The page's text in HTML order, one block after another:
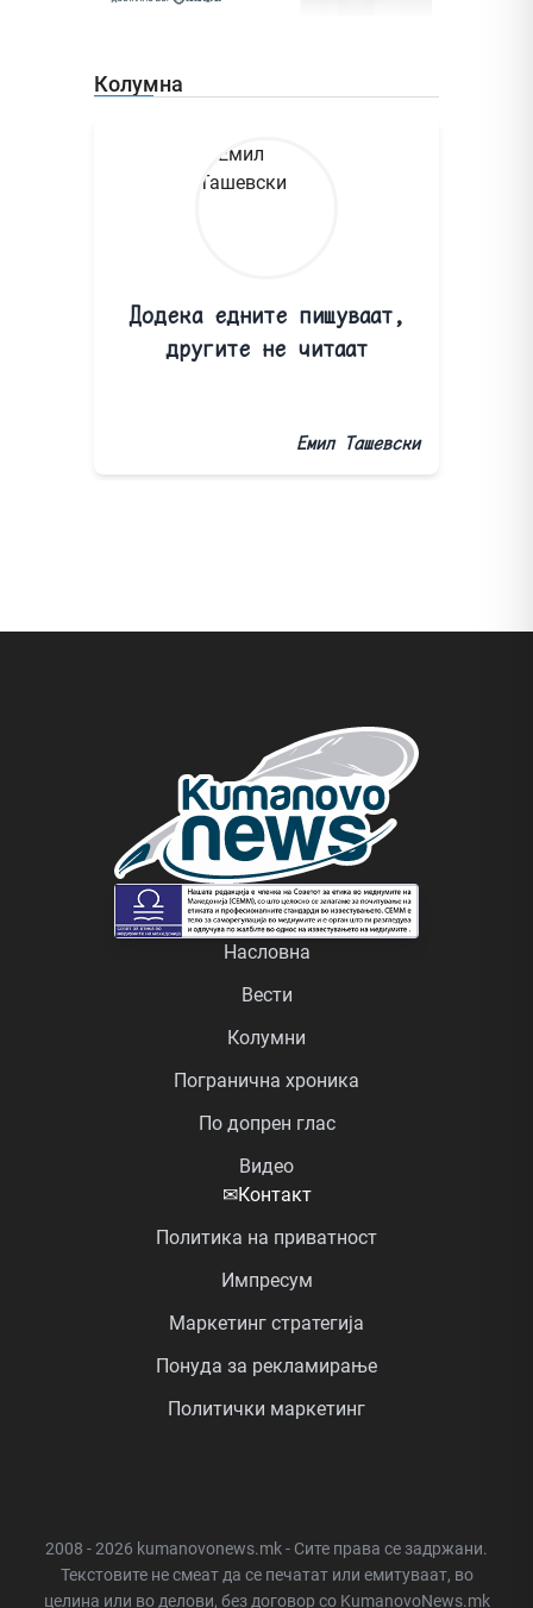
Колумна
Додека едните пишуваат,
другите не читаат
Емил Ташевски
Насловна
Вести
Колумни
Погранична хроника
По допрен глас
Видео
✉Контакт
Политика на приватност
Импресум
Маркетинг стратегија
Понуда за рекламирање
Политички маркетинг
2008 - 2026 kumanovonews.mk - Сите права се задржани.
Текстовите не смеат да се печатат или емитуваат, во
целина или во делови, без договор со KumanovoNews.mk